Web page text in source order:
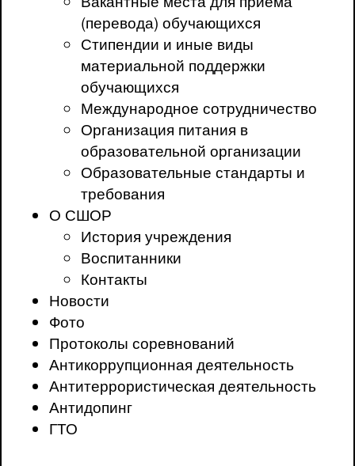
(перевода) обучающихся
Стипендии и иные виды
материальной поддержки
обучающихся
Международное сотрудничество
Организация питания в
образовательной организации
Образовательные стандарты и
требования
О СШОР
История учреждения
Воспитанники
Контакты
Новости
Фото
Протоколы соревнований
Антикоррупционная деятельность
Антитеррористическая деятельность
Антидопинг
ГТО